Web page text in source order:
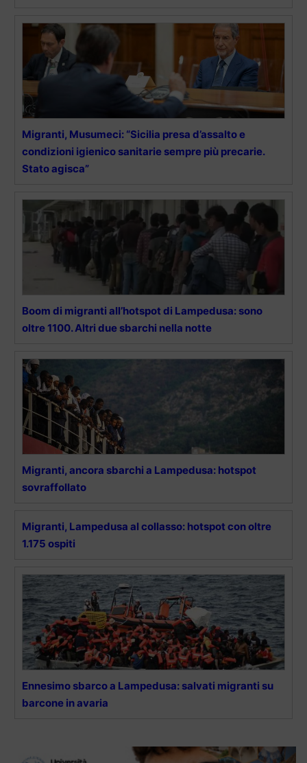
Migranti, Musumeci: “Sicilia presa d’assalto e
condizioni igienico sanitarie sempre più precarie.
Stato agisca”
Boom di migranti all’hotspot di Lampedusa: sono
oltre 1100. Altri due sbarchi nella notte
Migranti, ancora sbarchi a Lampedusa: hotspot
sovraffollato
Migranti, Lampedusa al collasso: hotspot con oltre
1.175 ospiti
Ennesimo sbarco a Lampedusa: salvati migranti su
barcone in avaria